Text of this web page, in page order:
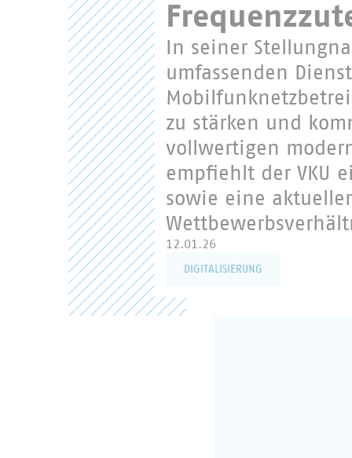
In seiner
umfassenden
zu stärken und
vollwertigen
empfiehlt der VKU
sowie eine
12.01.26
DIGITALISIERUNG